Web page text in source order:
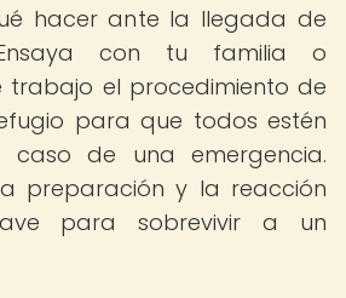
hacer ante la llegada de
con tu familia o
trabajo el procedimiento de
para que todos estén
caso de una emergencia.
preparación y la reacción
para sobrevivir a un